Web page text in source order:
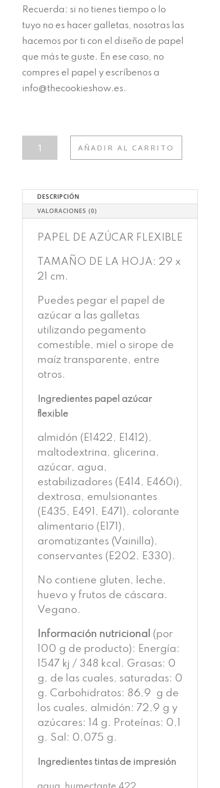
Recuerda: si no tienes tiempo o lo
tuyo no es hacer galletas, nosotras las
hacemos por ti con el diseño de papel
que más te guste. En ese caso, no
compres el papel y escríbenos a
info@thecookieshow.es.
AÑADIR AL CARRITO
DESCRIPCIÓN
VALORACIONES (0)
PAPEL DE AZÚCAR FLEXIBLE
TAMAÑO DE LA HOJA: 29 x
21 cm.
Puedes pegar el papel de
azúcar a las galletas
utilizando pegamento
comestible, miel o sirope de
maíz transparente, entre
otros.
Ingredientes papel azúcar
flexible
almidón (E1422, E1412),
maltodextrina, glicerina,
azúcar, agua,
estabilizadores (E414, E460i),
dextrosa, emulsionantes
(E435, E491, E471), colorante
alimentario (E171),
aromatizantes (Vainilla),
conservantes (E202, E330).
No contiene gluten, leche,
huevo y frutos de cáscara.
Vegano.
Información nutricional (por
100 g de producto): Energía:
1547 kj / 348 kcal. Grasas: 0
g, de las cuales, saturadas: 0
g. Carbohidratos: 86,9 g de
los cuales, almidón: 72,9 g y
azúcares: 14 g. Proteínas: 0,1
g. Sal: 0,075 g.
Ingredientes tintas de impresión